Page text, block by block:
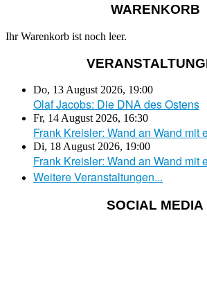
WARENKORB
Ihr Warenkorb ist noch leer.
Do, 13 August 2026, 19:00
Olaf Jacobs: Die DNA des Ostens
Fr, 14 August 2026, 16:30
Frank Kreisler: Wand an Wand mit
Di, 18 August 2026, 19:00
Frank Kreisler: Wand an Wand mit
Weitere Veranstaltungen...
SOCIAL MEDIA